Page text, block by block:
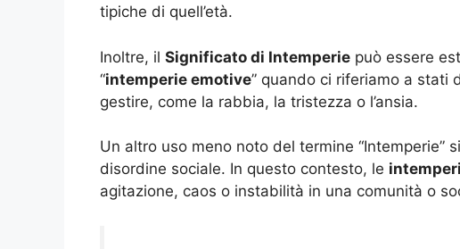
tipiche di quell’età.
Inoltre, il Significato di Intemperie può essere
“intemperie emotive” quando ci riferiamo a stati
gestire, come la rabbia, la tristezza o l’ansia.
Un altro uso meno noto del termine “Intemperie”
disordine sociale. In questo contesto, le
agitazione, caos o instabilità in una comunità o